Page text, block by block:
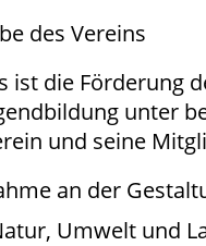
des Vereins
ist die
unter
und seine
an der
Umwelt und